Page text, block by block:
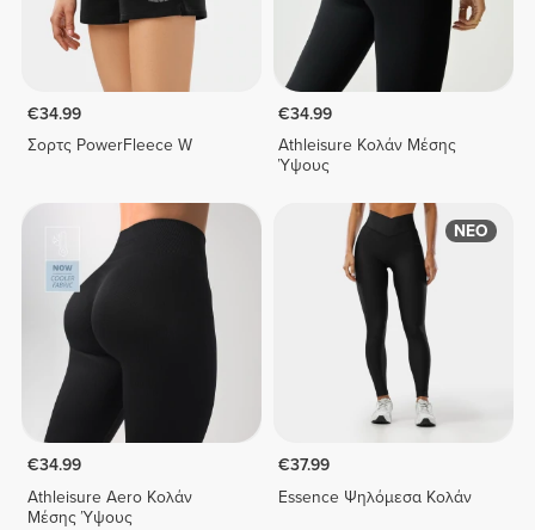
€34.99
Σορτς PowerFleece W
€34.99
Athleisure Κολάν Μέσης
Ύψους
€34.99
Athleisure Aero Κολάν
Μέσης Ύψους
ΝΕΟ
€37.99
Essence Ψηλόμεσα Κολάν